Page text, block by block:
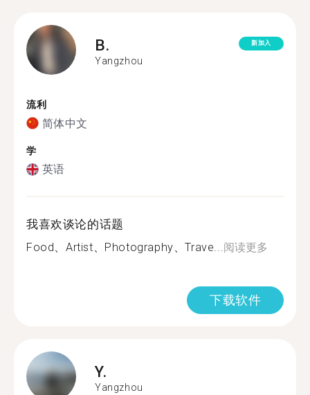
B.
Yangzhou
新加入
流利
简体中文
学
英语
我喜欢谈论的话题
Food、Artist、Photography、Trave...阅读更多
下载软件
Y.
Yangzhou